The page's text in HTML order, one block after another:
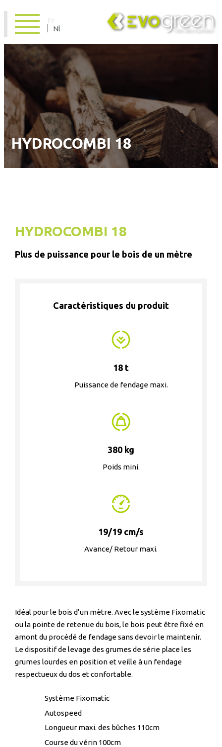
Fr
Nl
HYDROCOMBI 18
HYDROCOMBI 18
Plus de puissance pour le bois de un mètre
Caractéristiques du produit
18 t
Puissance de fendage maxi.
380 kg
Poids mini.
19/19 cm/s
Avance/ Retour maxi.
Idéal pour le bois d’un mètre. Avec le système Fixomatic
ou la pointe de retenue du bois, le bois peut être fixé en
amont du procédé de fendage sans devoir le maintenir.
Le dispositif de levage des grumes de série place les
grumes lourdes en position et veille à un fendage
respectueux du dos et confortable.
Système Fixomatic
Autospeed
Longueur maxi. des bûches 110cm
Course du vérin 100cm